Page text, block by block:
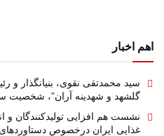
اهم اخبار
سید محمدتقی نقوی، بنیانگذار
گلشهد و شهدینه آران”، شخصیت
نشست هم افزایی تولیدکنندگان
غذایی ایران درخصوص